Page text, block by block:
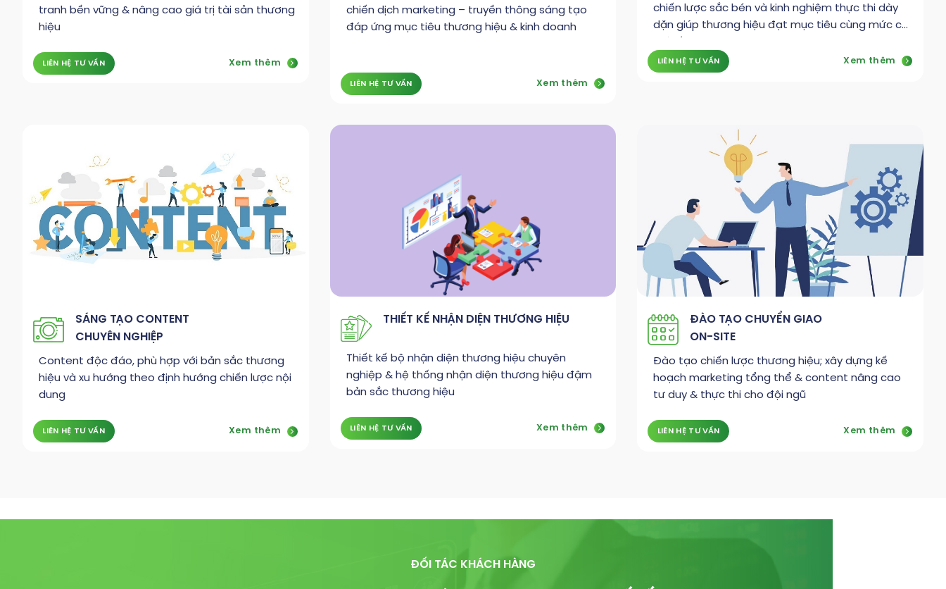
tranh bền vững & nâng cao giá trị tài sản thương
hiệu
LIÊN HỆ TƯ VẤN Xem thêm
chiến dịch marketing – truyền thông sáng tạo
đáp ứng mục tiêu thương hiệu & kinh doanh
LIÊN HỆ TƯ VẤN Xem thêm
chiến lược sắc bén và kinh nghiệm thực thi dày
dặn giúp thương hiệu đạt mục tiêu cùng mức chi
LIÊN HỆ TƯ VẤN Xem thêm
SÁNG TẠO CONTENT
CHUYÊN NGHIỆP
Content độc đáo, phù hợp với bản sắc thương
hiệu và xu hướng theo định hướng chiến lược nội
dung
LIÊN HỆ TƯ VẤN Xem thêm
THIẾT KẾ NHẬN DIỆN THƯƠNG HIỆU
Thiết kế bộ nhận diện thương hiệu chuyên
nghiệp & hệ thống nhận diện thương hiệu đậm
bản sắc thương hiệu
LIÊN HỆ TƯ VẤN Xem thêm
ĐÀO TẠO CHUYỂN GIAO
ON-SITE
Đào tạo chiến lược thương hiệu; xây dựng kế
hoạch marketing tổng thể & content nâng cao
tư duy & thực thi cho đội ngũ
LIÊN HỆ TƯ VẤN Xem thêm
ĐỐI TÁC KHÁCH HÀNG